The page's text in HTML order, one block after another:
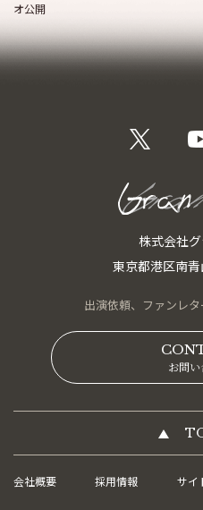
オ公開
株式会社
東京都港区南
出演依頼、 ファンレ
お問
会社概要 採用情報 サイ